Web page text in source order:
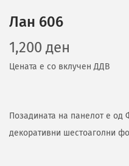
Лан 606
1,200 ден
Цената е со вклучен ДДВ
Позадината на панелот е од
декоративни шестоаголни